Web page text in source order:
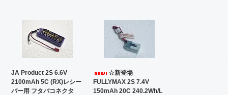
JA Product 2S 6.6V
2100mAh 5C (RX)レシー
バー用 フタバコネクタ
☆新登場
FULLYMAX 2S 7.4V
150mAh 20C 240.2Wh/L